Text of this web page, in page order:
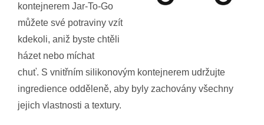
kontejnerem Jar-To-Go
můžete své potraviny vzít
kdekoli, aniž byste chtěli
házet nebo míchat
chuť. S vnitřním silikonovým kontejnerem udržujte
ingredience odděleně, aby byly zachovány všechny
jejich vlastnosti a textury.